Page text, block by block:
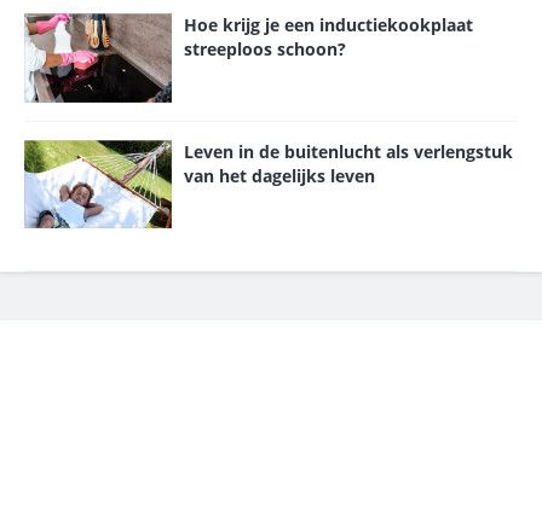
Hoe krijg je een inductiekookplaat
streeploos schoon?
Leven in de buitenlucht als verlengstuk
van het dagelijks leven